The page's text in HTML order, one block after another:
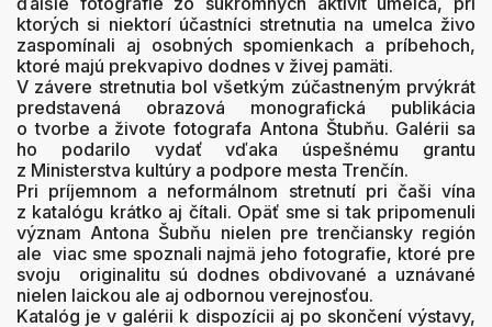
ktorých si niektorí účastníci stretnutia na umelca živo
zaspomínali aj osobných spomienkach a príbehoch,
ktoré majú prekvapivo dodnes v živej pamäti.
V závere stretnutia bol všetkým zúčastneným prvýkrát
predstavená obrazová monografická publikácia
o tvorbe a živote fotografa Antona Štubňu. Galérii sa
ho podarilo vydať vďaka úspešnému grantu
z Ministerstva kultúry a podpore mesta Trenčín.
Pri príjemnom a neformálnom stretnutí pri čaši vína
z katalógu krátko aj čítali. Opäť sme si tak pripomenuli
význam Antona Šubňu nielen pre trenčiansky región
ale viac sme spoznali najmä jeho fotografie, ktoré pre
svoju originalitu sú dodnes obdivované a uznávané
nielen laickou ale aj odbornou verejnosťou.
Katalóg je v galérii k dispozícii aj po skončení výstavy,